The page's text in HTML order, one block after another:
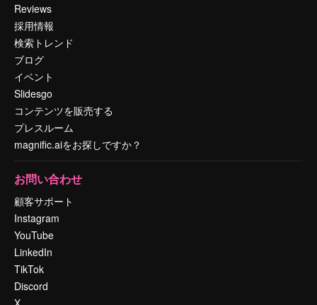
Reviews
採用情報
検索トレンド
ブログ
イベント
Slidesgo
コンテンツを販売する
プレスルーム
magnific.aiをお探しですか？
お問い合わせ
顧客サポート
Instagram
YouTube
LinkedIn
TikTok
Discord